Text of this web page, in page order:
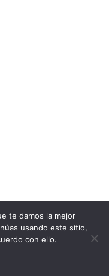
te damos la mejor
usando este sitio,
con ello.